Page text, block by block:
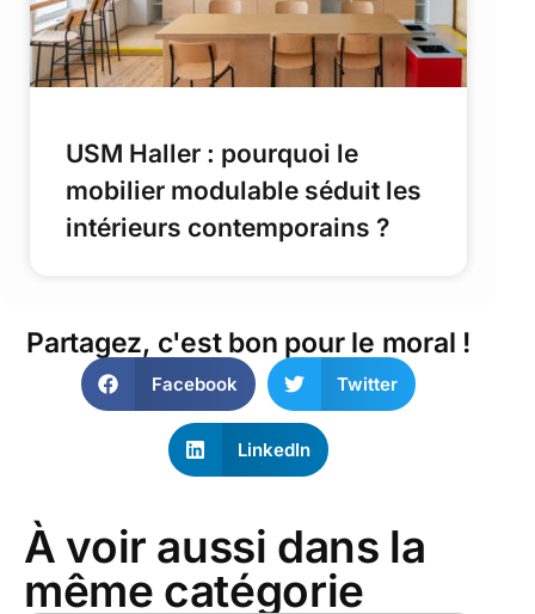
USM Haller : pourquoi le
mobilier modulable séduit les
intérieurs contemporains ?
Partagez, c'est bon pour le moral !
Facebook Twitter
LinkedIn
À voir aussi dans la
même catégorie